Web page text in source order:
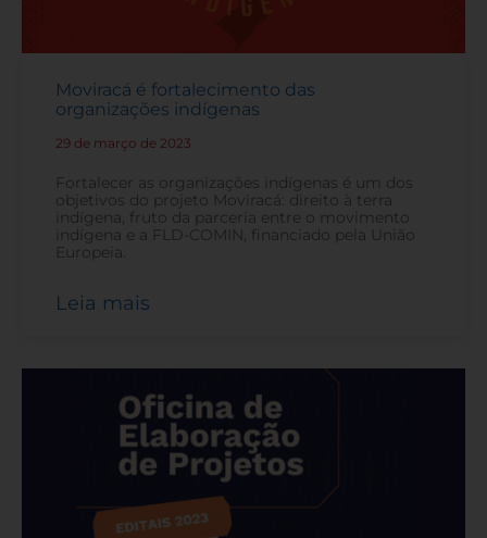
Moviracá é fortalecimento das
organizações indígenas
29 de março de 2023
Fortalecer as organizações indígenas é um dos
objetivos do projeto Moviracá: direito à terra
indígena, fruto da parceria entre o movimento
indígena e a FLD-COMIN, financiado pela União
Europeia.
Leia mais